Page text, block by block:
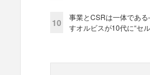
10
事業とCSRは一体であ
すオルビスが10代に“セ